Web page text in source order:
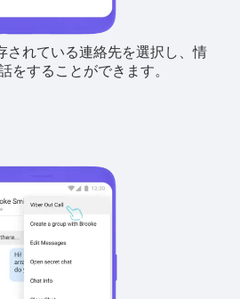
されている連絡先を選択し、情
をすることができます。